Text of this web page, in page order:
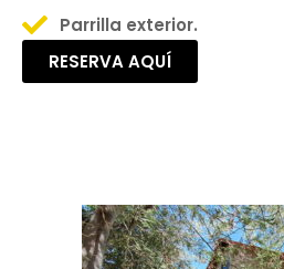
Parrilla exterior.
RESERVA AQUÍ